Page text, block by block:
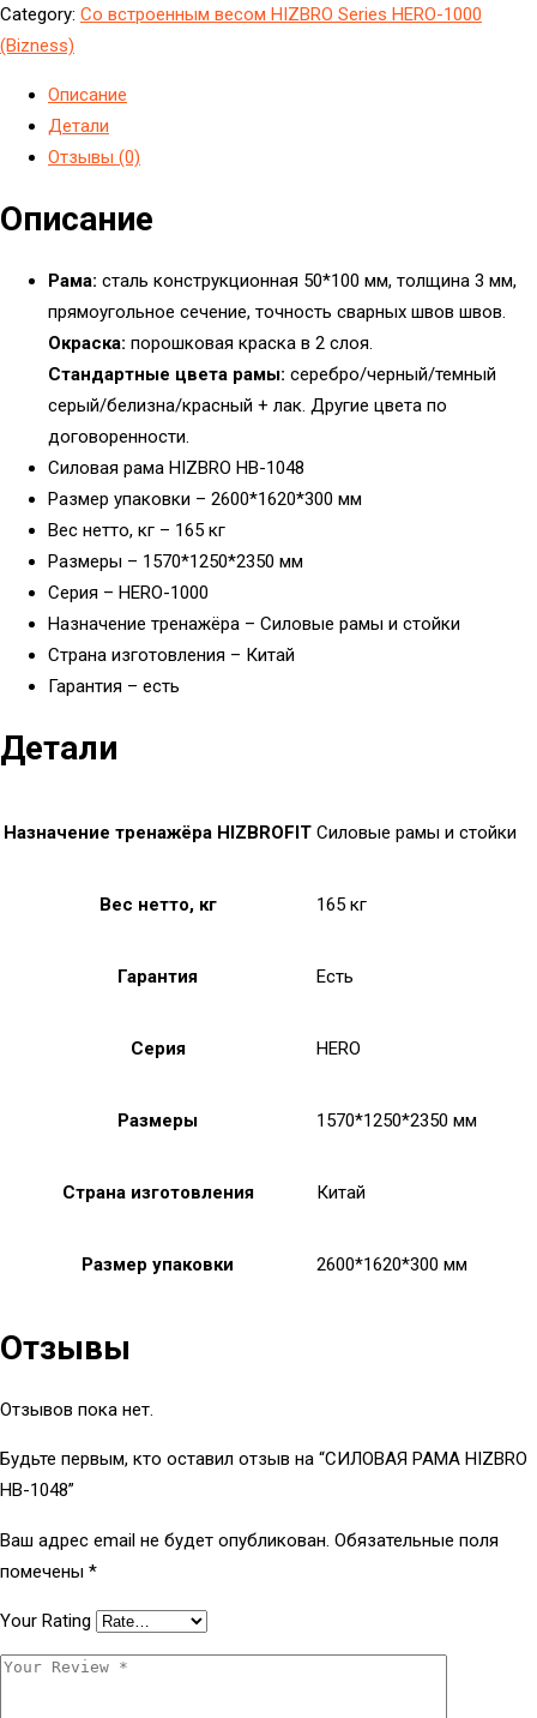
Category: Cо встроенным весом HIZBRO Series HERO-1000
(Bizness)
Описание
Детали
Отзывы (0)
Описание
Рама: сталь конструкционная 50*100 мм, толщина 3 мм,
прямоугольное сечение, точность сварных швов швов.
Окраска: порошковая краска в 2 слоя.
Стандартные цвета рамы: серебро/черный/темный
серый/белизна/красный + лак. Другие цвета по
договоренности.
Силовая рама HIZBRO HB-1048
Размер упаковки – 2600*1620*300 мм
Вес нетто, кг – 165 кг
Размеры – 1570*1250*2350 мм
Серия – HERO-1000
Назначение тренажёра – Силовые рамы и стойки
Страна изготовления – Китай
Гарантия – есть
Детали
Назначение тренажёра HIZBROFIT Силовые рамы и стойки
Вес нетто, кг 165 кг
Гарантия Есть
Серия HERO
Размеры 1570*1250*2350 мм
Страна изготовления Китай
Размер упаковки 2600*1620*300 мм
Отзывы
Отзывов пока нет.
Будьте первым, кто оставил отзыв на “СИЛОВАЯ РАМА HIZBRO
HB-1048”
Ваш адрес email не будет опубликован. Обязательные поля
помечены *
Your Rating